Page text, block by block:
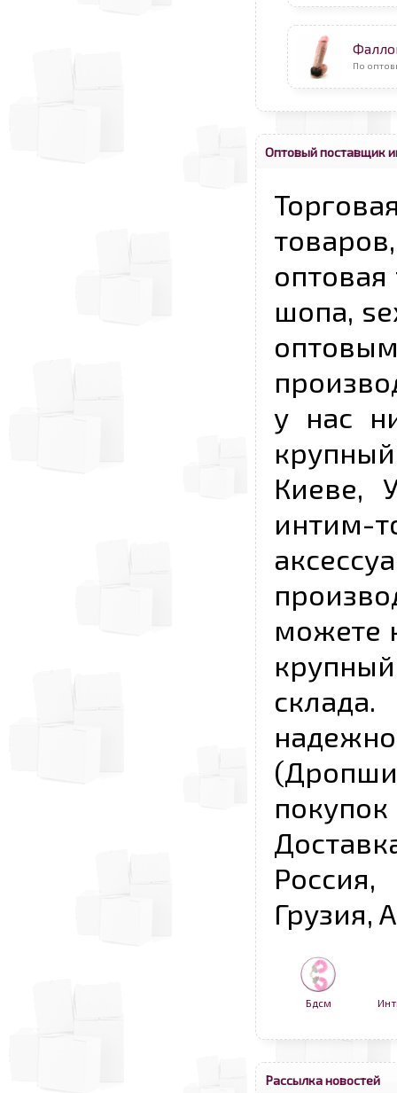
По
Оптовый поставщик
шопа,
у нас
Киеве,
можете
Грузия,
Бдсм
Рассылка новостей